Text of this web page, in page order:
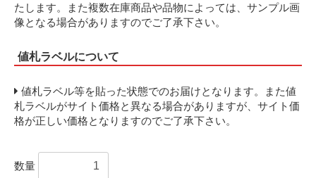
たします。また複数在庫商品や品物によっては、サンプル画
像となる場合がありますのでご了承下さい。
値札ラベルについて
値札ラベル等を貼った状態でのお届けとなります。また値
札ラベルがサイト価格と異なる場合がありますが、サイト価
格が正しい価格となりますのでご了承下さい。
数量